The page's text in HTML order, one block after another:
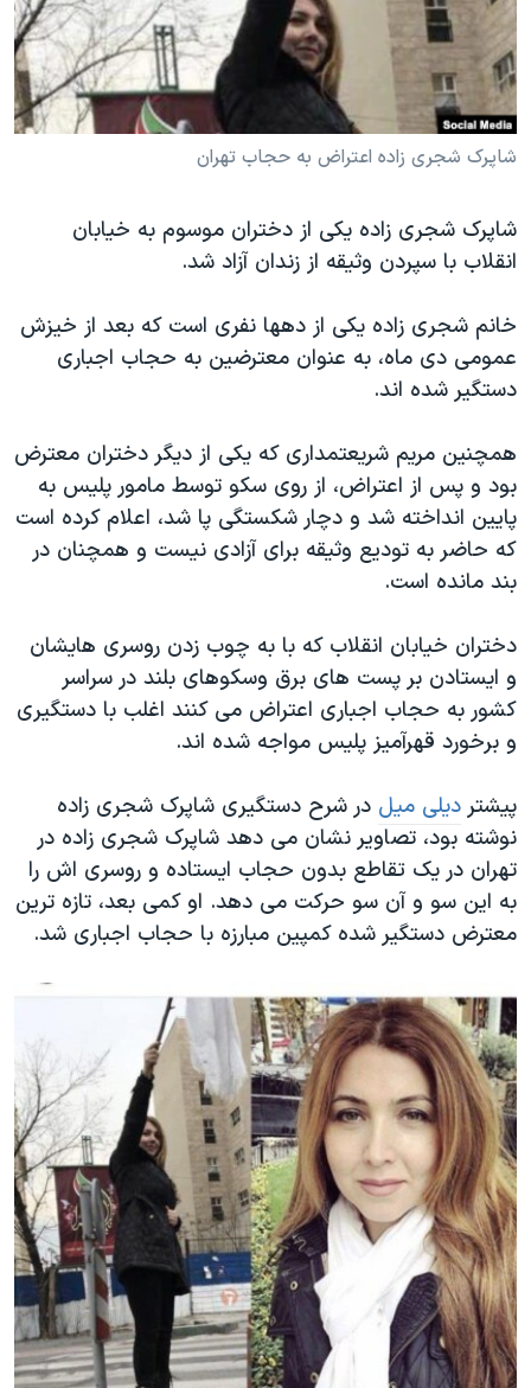
فرهنگ و زندگی
حقوق شهروندی
اقتصادی
علم و فناوری
گالری عکس
آرشیو پخش زنده
مستندها
انتخابات ریاست جمهوری آمریکا ۲۰۲۴
حمله جمهوری اسلامی به اسرائیل
رمز مهسا
اعتراضات زن، زندگی، آزادی
مجموعه مستندهای دادخواهی
تریبونال مردمی آبان ۹۸
دادگاه حمید نوری
چهل سال گروگان‌گیری
قانون شفافیت دارائی کادر رهبری ایران
اعتراضات مردمی آبان ۹۸
اسرائیل در جنگ
نرگس محمدی برنده جایزه نوبل صلح
صفحه‌های ویژه
سفر پرزیدنت ترامپ به چین
دنبال کنید
شاپرک شجری زاده اعتراض به حجاب تهران
شاپرک شجری زاده یکی از دختران موسوم به خیابان
انقلاب با سپردن وثیقه از زندان آزاد شد.
خانم شجری زاده یکی از دهها نفری است که بعد از خیزش
عمومی دی ماه، به عنوان معترضین به حجاب اجباری
دستگیر شده اند.
همچنین مریم شریعتمداری که یکی از دیگر دختران معترض
بود و پس از اعتراض، از روی سکو توسط مامور پلیس به
پایین انداخته شد و دچار شکستگی پا شد، اعلام کرده است
که حاضر به تودیع وثیقه برای آزادی نیست و همچنان در
بند مانده است.
دختران خیابان انقلاب که با به چوب زدن روسری هایشان
و ایستادن بر پست های برق وسکوهای بلند در سراسر
کشور به حجاب اجباری اعتراض می کنند اغلب با دستگیری
و برخورد قهرآمیز پلیس مواجه شده اند.
پیشتر دیلی میل در شرح دستگیری شاپرک شجری زاده
نوشته بود، تصاویر نشان می دهد شاپرک شجری زاده در
تهران در یک تقاطع بدون حجاب ایستاده و روسری اش را
به این سو و آن سو حرکت می دهد. او کمی بعد، تازه ترین
معترض دستگیر شده کمپین مبارزه با حجاب اجباری شد.